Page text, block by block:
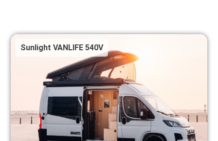
Sunlight VANLIFE 540V